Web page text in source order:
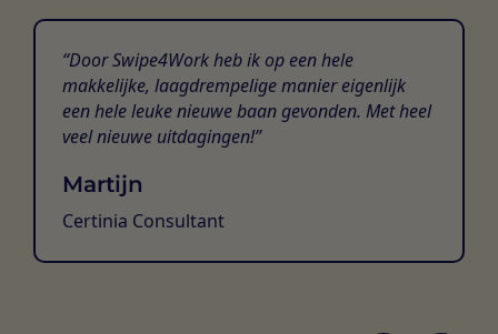
Door Swipe4Work heb ik op een hele
makkelijke, laagdrempelige manier eigenlijk
een hele leuke nieuwe baan gevonden. Met heel
veel nieuwe uitdagingen!
Martijn
Certinia Consultant